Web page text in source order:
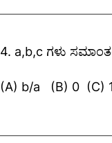
a=5 d = 9-5 = 4 n
= a+(n-1)d
a10 = 5+(10-1)4
10
4. a,b,c ಗಳು